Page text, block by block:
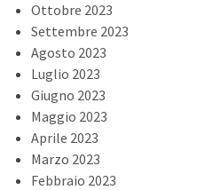
Ottobre 2023
Settembre 2023
Agosto 2023
Luglio 2023
Giugno 2023
Maggio 2023
Aprile 2023
Marzo 2023
Febbraio 2023